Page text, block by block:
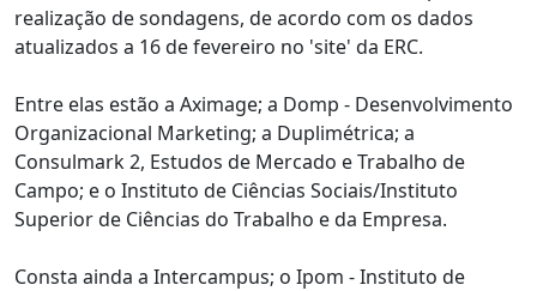
realização de sondagens, de acordo com os dados
atualizados a 16 de fevereiro no 'site' da ERC.
Entre elas estão a Aximage; a Domp - Desenvolvimento
Organizacional Marketing; a Duplimétrica; a
Consulmark 2, Estudos de Mercado e Trabalho de
Campo; e o Instituto de Ciências Sociais/Instituto
Superior de Ciências do Trabalho e da Empresa.
Consta ainda a Intercampus; o Ipom - Instituto de